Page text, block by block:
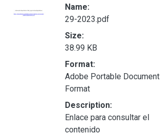
Name:
29-2023.pdf
Size:
38.99 KB
Format:
Adobe Portable Document
Format
Description:
Enlace para consultar el
contenido